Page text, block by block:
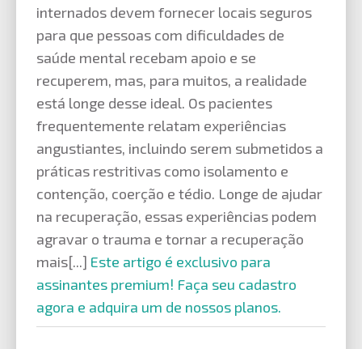
internados devem fornecer locais seguros
para que pessoas com dificuldades de
saúde mental recebam apoio e se
recuperem, mas, para muitos, a realidade
está longe desse ideal. Os pacientes
frequentemente relatam experiências
angustiantes, incluindo serem submetidos a
práticas restritivas como isolamento e
contenção, coerção e tédio. Longe de ajudar
na recuperação, essas experiências podem
agravar o trauma e tornar a recuperação
mais[...] Este artigo é exclusivo para
assinantes premium! Faça seu cadastro
agora e adquira um de nossos planos.